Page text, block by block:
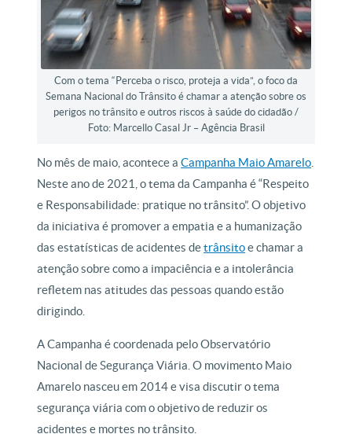
Com o tema “Perceba o risco, proteja a vida”, o foco da
Semana Nacional do Trânsito é chamar a atenção sobre os
perigos no trânsito e outros riscos à saúde do cidadão /
Foto: Marcello Casal Jr – Agência Brasil
No mês de maio, acontece aCampanha Maio Amarelo
Neste ano de 2021, o tema da Campanha é “Respeito
e Responsabilidade: pratique no trânsito”. O objetivo
da iniciativa é promover a empatia e a humanização
das estatísticas de acidentes detrânsitoe chamar a
atenção sobre como a impaciência e a intolerância
refletem nas atitudes das pessoas quando estão
dirigindo.
A Campanha é coordenada pelo Observatório
Nacional de Segurança Viária. O movimento Maio
Amarelo nasceu em 2014 e visa discutir o tema
segurança viária com o objetivo de reduzir os
acidentes e mortes no trânsito.